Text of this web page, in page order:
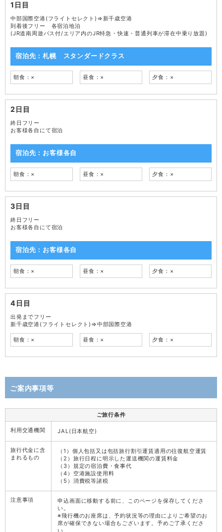
1日目
中部国際空港(フライトセレクト)⇒新千歳空港
到着後フリー 各宿泊地泊
(JR道南周遊パス付/エリア内のJR特急・快速・普通列車が滞在中乗り放題)
宿泊先：札幌 スタンダードクラス
朝食：× 昼食：× 夕食：×
2日目
終日フリー
お客様各自にて宿泊
宿泊先：お客様各自
朝食：× 昼食：× 夕食：×
3日目
終日フリー
お客様各自にて宿泊
宿泊先：お客様各自
朝食：× 昼食：× 夕食：×
4日目
出発までフリー
新千歳空港(フライトセレクト)⇒中部国際空港
朝食：× 昼食：× 夕食：×
ご案内事項等
ご旅行条件
利用交通機関 JAL(日本航空)
旅行代金に含
まれるもの
（1）個人包括又は包括旅行割引運賃適用の往復航空運賃
（2）旅行日程に明示した運送機関の運賃料金
（3）規定の宿泊費・食事代
（4）空港施設使用料
（5）消費税等諸税
注意事項
申込画面に移動する前に、このページを保存してくださ
い。
※飛行機のお座席は、予約状況等の理由によりご希望のお
席が確保できない場合もございます。予めご了承くださ
い。